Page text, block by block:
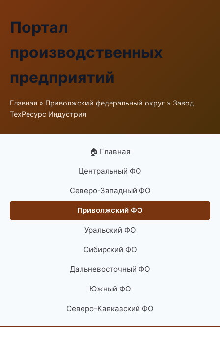
Портал
производственных
предприятий
Главная » Приволжский федеральный округ » Завод
ТехРесурс Индустрия
🏠 Главная
Центральный ФО
Северо-Западный ФО
Приволжский ФО
Уральский ФО
Сибирский ФО
Дальневосточный ФО
Южный ФО
Северо-Кавказский ФО